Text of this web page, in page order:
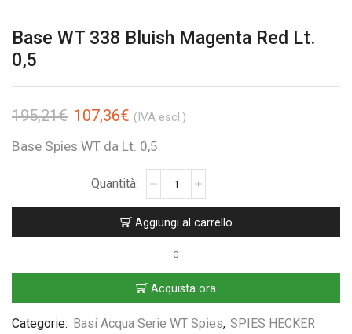
Base WT 338 Bluish Magenta Red Lt.
0,5
195,21€ 107,36€ (IVA escl.)
Base Spies WT da Lt. 0,5
Aggiungi al carrello
O
Acquista ora
Categorie: Basi Acqua Serie WT Spies, SPIES HECKER